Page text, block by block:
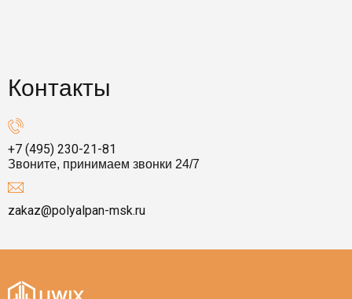
Контакты
+7 (495) 230-21-81
Звоните, принимаем звонки 24/7
zakaz@polyalpan-msk.ru